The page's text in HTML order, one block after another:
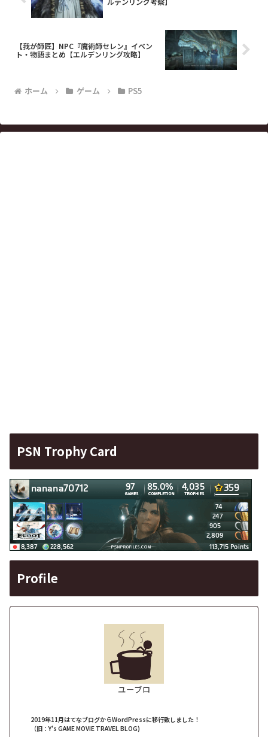
【我が師匠】NPC『魔術師セレン』イベン
ト・物語まとめ【エルデンリング攻略】
ホーム ゲーム PS5
PSN Trophy Card
Profile
ユーブロ
2019年11月はてなブログからWordPressに移行致しました！
（旧：Y's GAME MOVIE TRAVEL BLOG)